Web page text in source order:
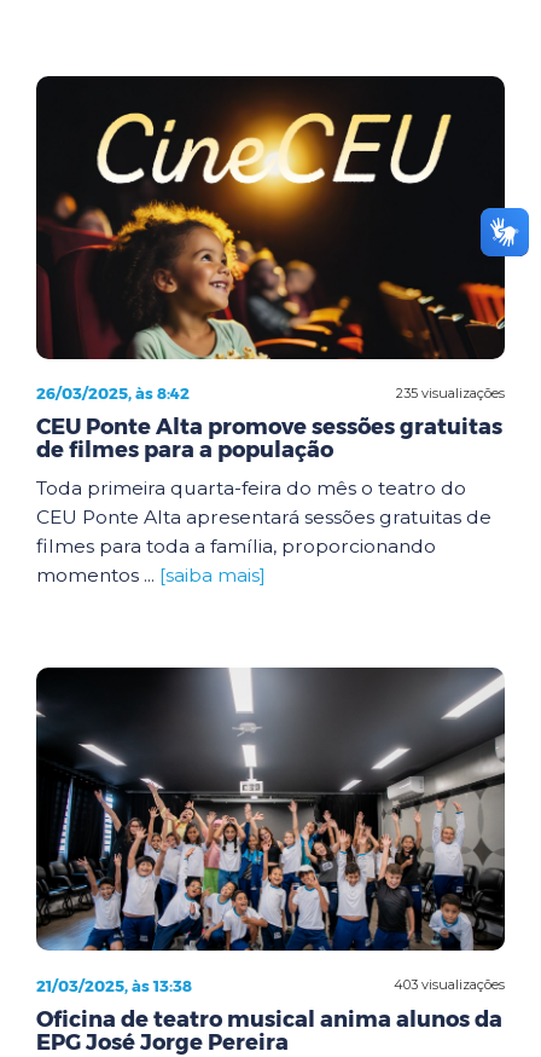
235 visualizações
26/03/2025, às 8:42
CEU Ponte Alta promove sessões gratuitas
de filmes para a população
Toda primeira quarta-feira do mês o teatro do
CEU Ponte Alta apresentará sessões gratuitas de
filmes para toda a família, proporcionando
momentos ... [saiba mais]
403 visualizações
21/03/2025, às 13:38
Oficina de teatro musical anima alunos da
EPG José Jorge Pereira